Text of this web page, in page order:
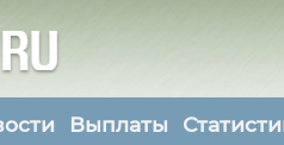
Выплаты